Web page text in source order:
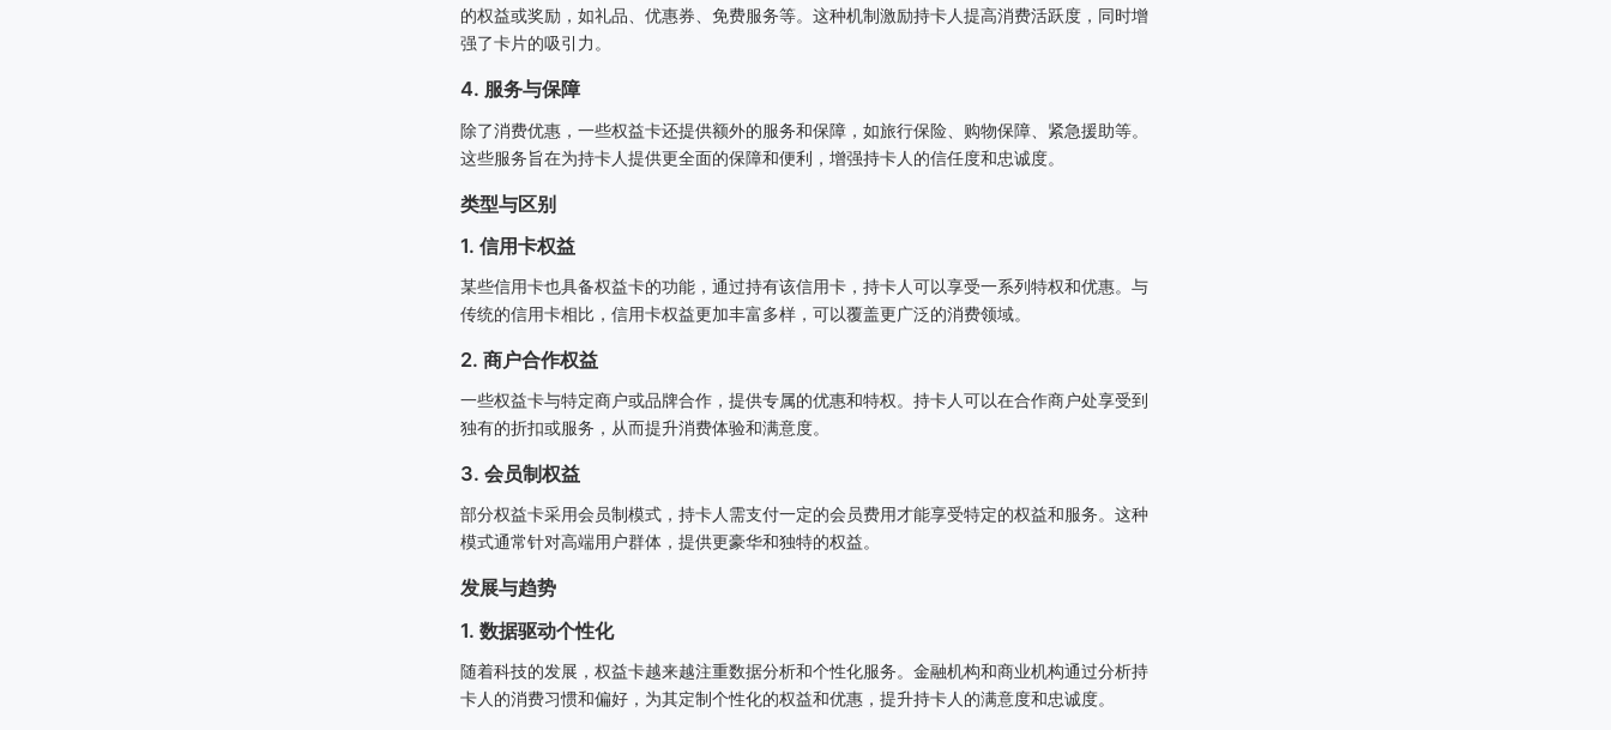
的权益或奖励，如礼品、优惠券、免费服务等。这种机制激励持卡人提高消费活跃度，同时增
强了卡片的吸引力。
4. 服务与保障
除了消费优惠，一些权益卡还提供额外的服务和保障，如旅行保险、购物保障、紧急援助等。
这些服务旨在为持卡人提供更全面的保障和便利，增强持卡人的信任度和忠诚度。
类型与区别
1. 信用卡权益
某些信用卡也具备权益卡的功能，通过持有该信用卡，持卡人可以享受一系列特权和优惠。与
传统的信用卡相比，信用卡权益更加丰富多样，可以覆盖更广泛的消费领域。
2. 商户合作权益
一些权益卡与特定商户或品牌合作，提供专属的优惠和特权。持卡人可以在合作商户处享受到
独有的折扣或服务，从而提升消费体验和满意度。
3. 会员制权益
部分权益卡采用会员制模式，持卡人需支付一定的会员费用才能享受特定的权益和服务。这种
模式通常针对高端用户群体，提供更豪华和独特的权益。
发展与趋势
1. 数据驱动个性化
随着科技的发展，权益卡越来越注重数据分析和个性化服务。金融机构和商业机构通过分析持
卡人的消费习惯和偏好，为其定制个性化的权益和优惠，提升持卡人的满意度和忠诚度。